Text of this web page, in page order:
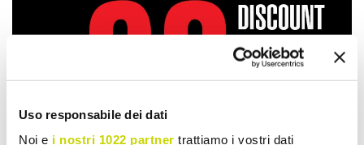
Uso responsabile dei dati
Noi e i nostri 1022 partner trattiamo i vostri dati